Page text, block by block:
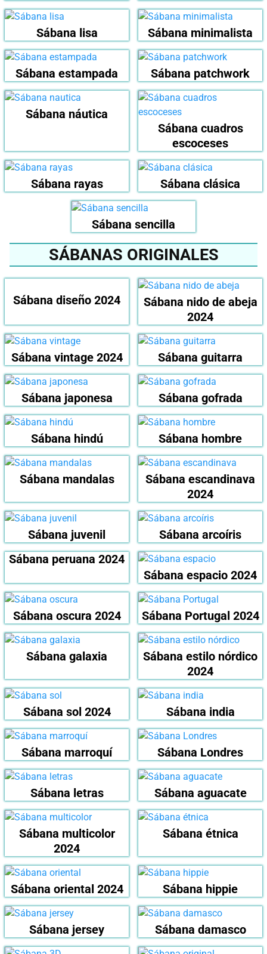
Sábana lisa Sábana minimalista
Sábana estampada Sábana patchwork
Sábana náutica
Sábana cuadros
escoceses
Sábana rayas Sábana clásica
Sábana sencilla
SÁBANAS ORIGINALES
Sábana diseño 2024
Sábana nido de abeja
2024
Sábana vintage 2024 Sábana guitarra
Sábana japonesa Sábana gofrada
Sábana hindú Sábana hombre
Sábana mandalas
Sábana escandinava
2024
Sábana juvenil
Sábana arcoíris
Sábana peruana 2024
Sábana espacio 2024
Sábana oscura 2024 Sábana Portugal 2024
Sábana galaxia
Sábana estilo nórdico
2024
Sábana sol 2024 Sábana india
Sábana marroquí Sábana Londres
Sábana letras Sábana aguacate
Sábana multicolor
2024
Sábana étnica
Sábana oriental 2024 Sábana hippie
Sábana jersey Sábana damasco